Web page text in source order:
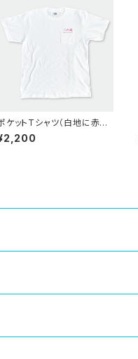
ケットTシャツ（白地に赤の
ザイン）